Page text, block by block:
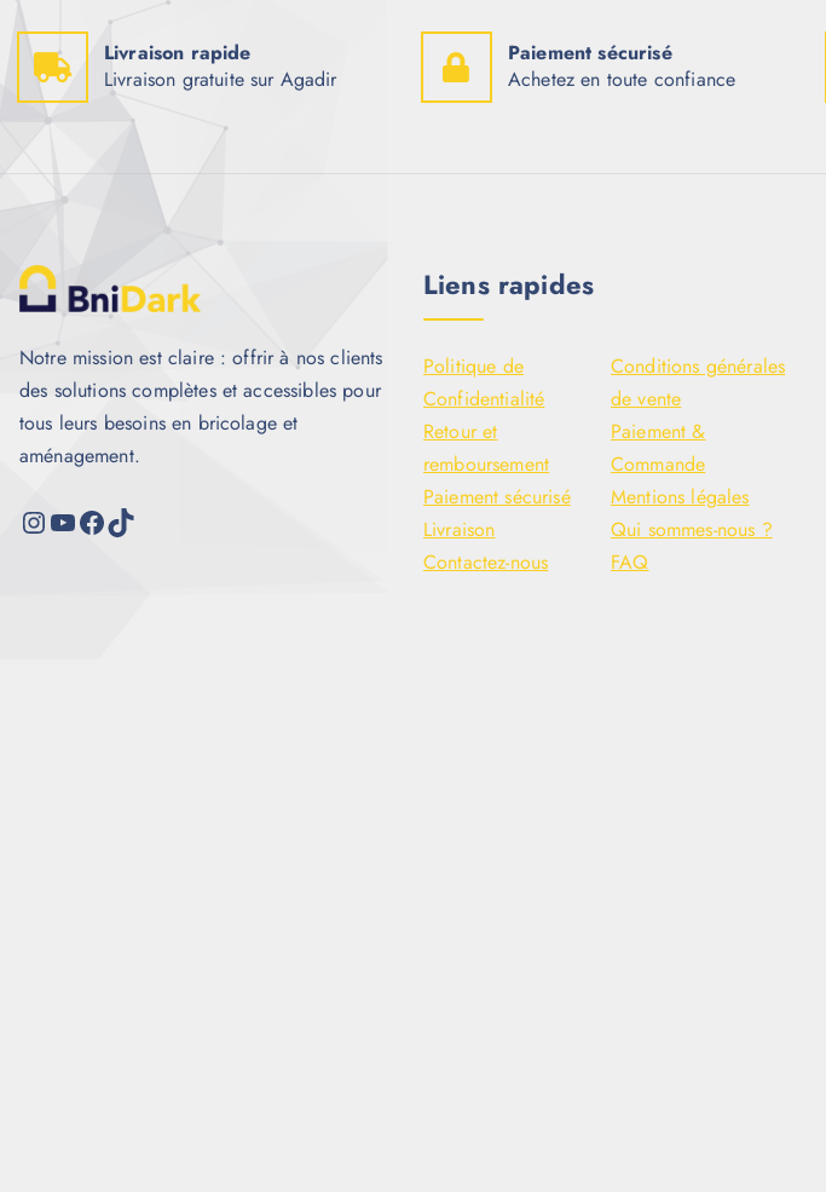
Livraison rapide
Livraison gratuite sur Agadir
Paiement sécurisé
Achetez en toute confiance
Notre mission est claire : offrir à nos clients
des solutions complètes et accessibles pour
tous leurs besoins en bricolage et
aménagement.
Liens rapides
Politique de
Confidentialité
Conditions générales
de vente
Retour et
remboursement
Paiement &
Commande
Paiement sécurisé
Mentions légales
Livraison
Qui sommes-nous ?
Contactez-nous
FAQ